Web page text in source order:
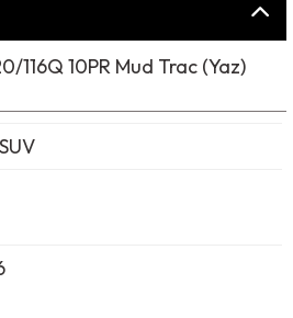
116Q 10PR Mud Trac (Yaz)